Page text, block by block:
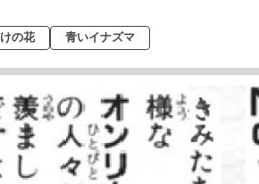
の花 青いイナズマ